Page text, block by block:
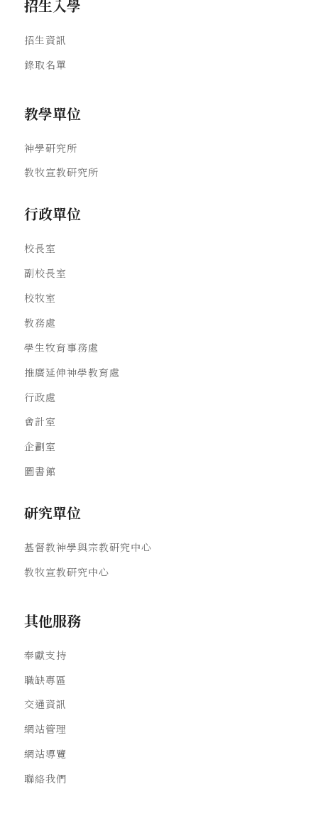
招生入學
招生資訊
錄取名單
教學單位
神學研究所
教牧宣教研究所
行政單位
校長室
副校長室
校牧室
教務處
學生牧育事務處
推廣延伸神學教育處
行政處
會計室
企劃室
圖書館
研究單位
基督教神學與宗教研究中心
教牧宣教研究中心
其他服務
奉獻支持
職缺專區
交通資訊
網站管理
網站導覽
聯絡我們